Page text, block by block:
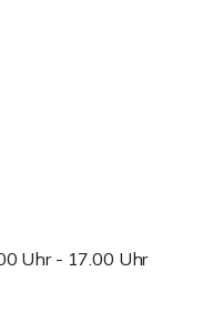
Uhr - 17.00 Uhr